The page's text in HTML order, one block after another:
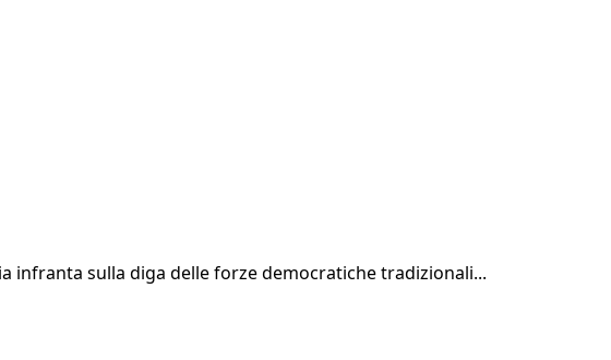
infranta sulla diga delle forze democratiche tradizionali...